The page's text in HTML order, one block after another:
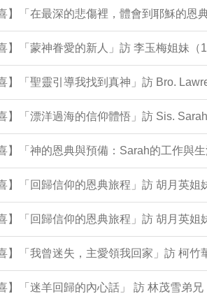
】「在最深的悲傷裡，體會到耶穌的恩
】「蒙神眷愛的新人」訪 李玉梅姐妹（1
】「聖靈引導我找到真神」訪 Bro.
】「漂洋過海的信仰體悟」訪 Sis.
】「神的恩典與預備：Sarah的工作與
】「回歸信仰的恩典旅程」訪 胡月英姐
】「回歸信仰的恩典旅程」訪 胡月英姐
】「我曾迷失，主愛領我回家」訪 柯竹
】「迷羊回歸的內心話」 訪 林茂雪弟兄